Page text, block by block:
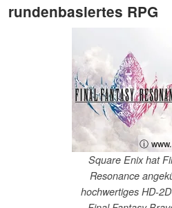
rundenbasiertes RPG
ⓘ
Square Enix hat
Resonance
hochwertiges HD-